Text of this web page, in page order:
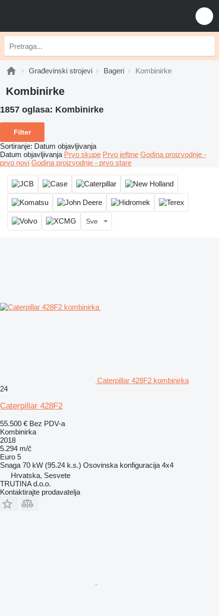
Građevinski strojevi Bageri Kombinirke
Kombinirke
1857 oglasa: Kombinirke
Filter
Sortiranje: Datum objavljivanja
Datum objavljivanja Prvo skupe Prvo jeftine Godina proizvodnje -
prvo novi Godina proizvodnje - prvo stare
Sve
Caterpillar 428F2 kombinirka
24
Caterpillar 428F2
55.500 € Bez PDV-a
Kombinirka
2018
5.294 m/č
Euro 5
Snaga 70 kW (95.24 k.s.) Osovinska konfiguracija 4x4
Hrvatska, Sesvete
TRUTINA d.o.o.
Kontaktirajte prodavatelja